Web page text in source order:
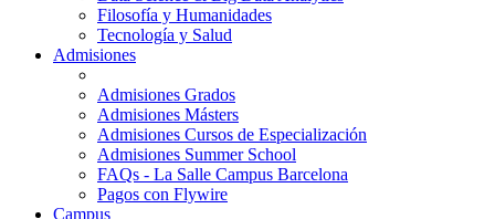
Filosofía y Humanidades
Tecnología y Salud
Admisiones
Admisiones Grados
Admisiones Másters
Admisiones Cursos de Especialización
Admisiones Summer School
FAQs - La Salle Campus Barcelona
Pagos con Flywire
Campus